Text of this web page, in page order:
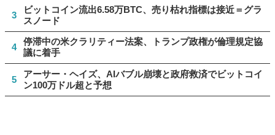
3
ビットコイン流出6.58万BTC、売り枯れ指標は接近＝グラ
スノード
4
停滞中の米クラリティー法案、トランプ政権が倫理規定協
議に着手
5
アーサー・ヘイズ、AIバブル崩壊と政府救済でビットコイ
ン100万ドル超と予想